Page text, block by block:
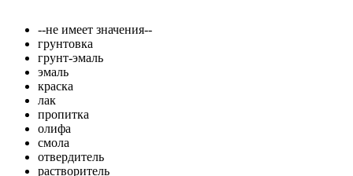
--не имеет значения--
грунтовка
грунт-эмаль
эмаль
краска
лак
пропитка
олифа
смола
отвердитель
растворитель